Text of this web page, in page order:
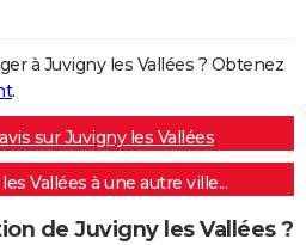
à Juvigny les Vallées ? Obtenez
.
sur Juvigny les Vallées
Vallées à une autre ville...
de Juvigny les Vallées ?